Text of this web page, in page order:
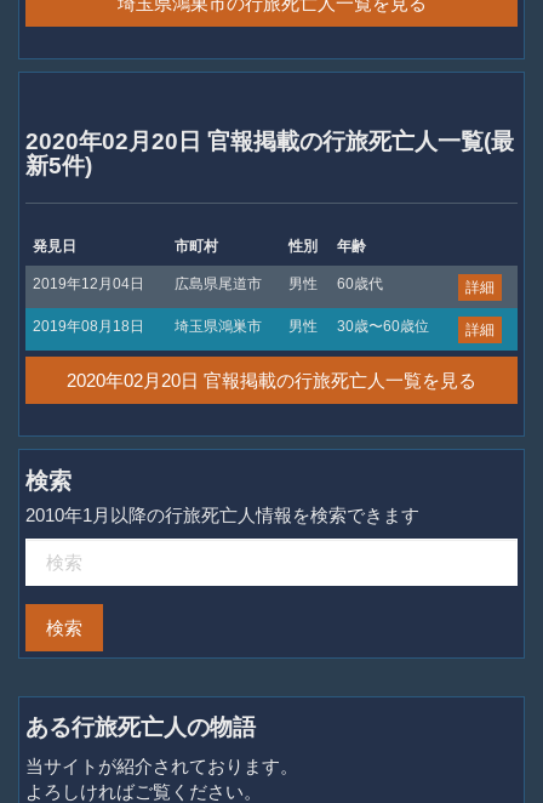
2020年02月20日 官報掲載の行旅死亡人一覧(最
新5件)
発見日 市町村 性別 年齢
2019年12月04日 広島県尾道市 男性 60歳代 詳細
2019年08月18日 埼玉県鴻巣市 男性 30歳〜60歳位 詳細
2020年02月20日 官報掲載の行旅死亡人一覧を見る
検索
2010年1月以降の行旅死亡人情報を検索できます
ある行旅死亡人の物語
当サイトが紹介されております。
よろしければご覧ください。